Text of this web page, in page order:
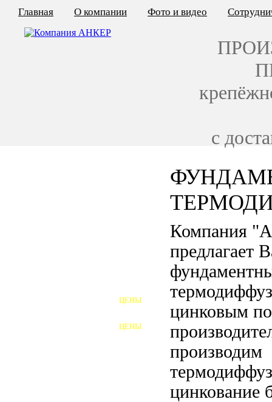
Компания
предлагает
цинковым
производим
цинкование
ЦЕНЫ
ЦЕНЫ
ШАЙБЫ ФУНДАМЕНТНЫЕ
Главная О компании Фото и видео
с